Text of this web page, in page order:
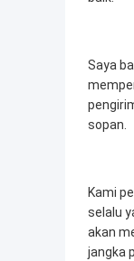
Saya
sopan.
Kami
selalu
akan
jangka